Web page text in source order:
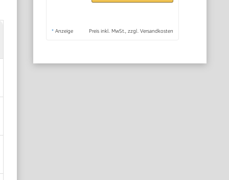
* Anzeige Preis inkl. MwSt., zzgl. Versandkosten